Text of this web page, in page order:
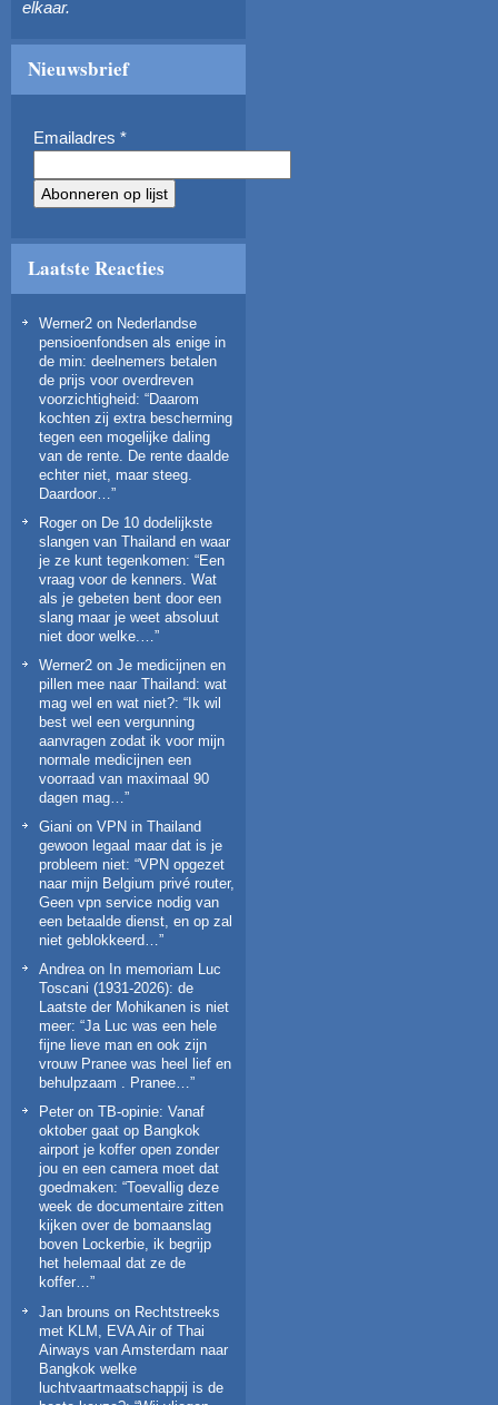
elkaar.
Nieuwsbrief
Emailadres *
Laatste Reacties
Werner2 on Nederlandse
pensioenfondsen als enige in
de min: deelnemers betalen
de prijs voor overdreven
voorzichtigheid: “Daarom
kochten zij extra bescherming
tegen een mogelijke daling
van de rente. De rente daalde
echter niet, maar steeg.
Daardoor…”
Roger on De 10 dodelijkste
slangen van Thailand en waar
je ze kunt tegenkomen: “Een
vraag voor de kenners. Wat
als je gebeten bent door een
slang maar je weet absoluut
niet door welke.…”
Werner2 on Je medicijnen en
pillen mee naar Thailand: wat
mag wel en wat niet?: “ Ik wil
best wel een vergunning
aanvragen zodat ik voor mijn
normale medicijnen een
voorraad van maximaal 90
dagen mag…”
Giani on VPN in Thailand
gewoon legaal maar dat is je
probleem niet: “VPN opgezet
naar mijn Belgium privé router,
Geen vpn service nodig van
een betaalde dienst, en op zal
niet geblokkeerd…”
Andreaon In memoriam Luc
Toscani (1931-2026): de
Laatste der Mohikanen is niet
meer: “Ja Luc was een hele
fijne lieve man en ook zijn
vrouw Pranee was heel lief en
behulpzaam . Pranee…”
Peter on TB-opinie: Vanaf
oktober gaat op Bangkok
airport je koffer open zonder
jou en een camera moet dat
goedmaken: “Toevallig deze
week de documentaire zitten
kijken over de bomaanslag
boven Lockerbie, ik begrijp
het helemaal dat ze de
koffer…”
Jan brouns on Rechtstreeks
met KLM, EVA Air of Thai
Airways van Amsterdam naar
Bangkok welke
luchtvaartmaatschappij is de